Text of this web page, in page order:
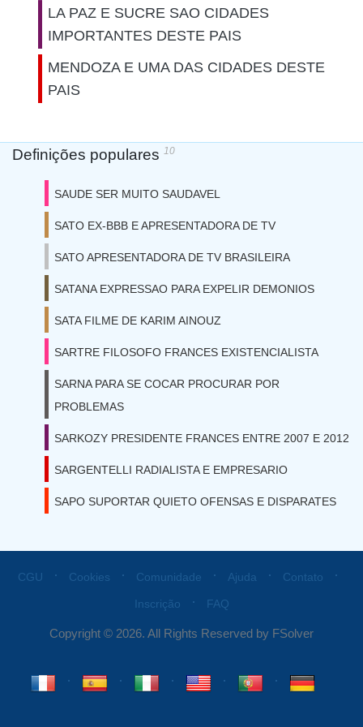
LA PAZ E SUCRE SAO CIDADES
IMPORTANTES DESTE PAIS
MENDOZA E UMA DAS CIDADES DESTE
PAIS
Definições populares 10
SAUDE SER MUITO SAUDAVEL
SATO EX-BBB E APRESENTADORA DE TV
SATO APRESENTADORA DE TV BRASILEIRA
SATANA EXPRESSAO PARA EXPELIR DEMONIOS
SATA FILME DE KARIM AINOUZ
SARTRE FILOSOFO FRANCES EXISTENCIALISTA
SARNA PARA SE COCAR PROCURAR POR
PROBLEMAS
SARKOZY PRESIDENTE FRANCES ENTRE 2007 E 2012
SARGENTELLI RADIALISTA E EMPRESARIO
SAPO SUPORTAR QUIETO OFENSAS E DISPARATES
CGU ⋅ Cookies ⋅ Comunidade ⋅ Ajuda ⋅ Contato ⋅
Inscrição ⋅ FAQ
Copyright © 2026. All Rights Reserved by FSolver
⋅ ⋅ ⋅ ⋅ ⋅